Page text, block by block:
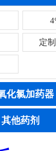
定
化氯加药器
其他药剂